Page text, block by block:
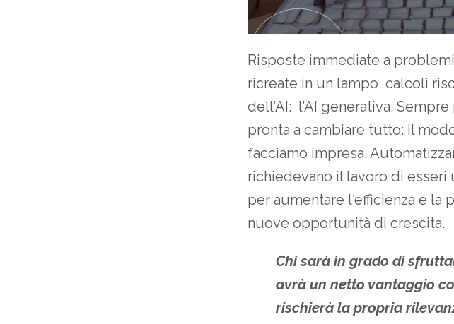
Risposte immediate a
ricreate in un lampo, calcoli
dell’AI: l’AI generativa.
pronta a cambiare tutto: il
facciamo impresa.
richiedevano il lavoro di esseri
per aumentare l'efficienza e la
nuove opportunità di crescita.
Chi sarà in grado di
avrà un netto vantaggio
rischierà la propria